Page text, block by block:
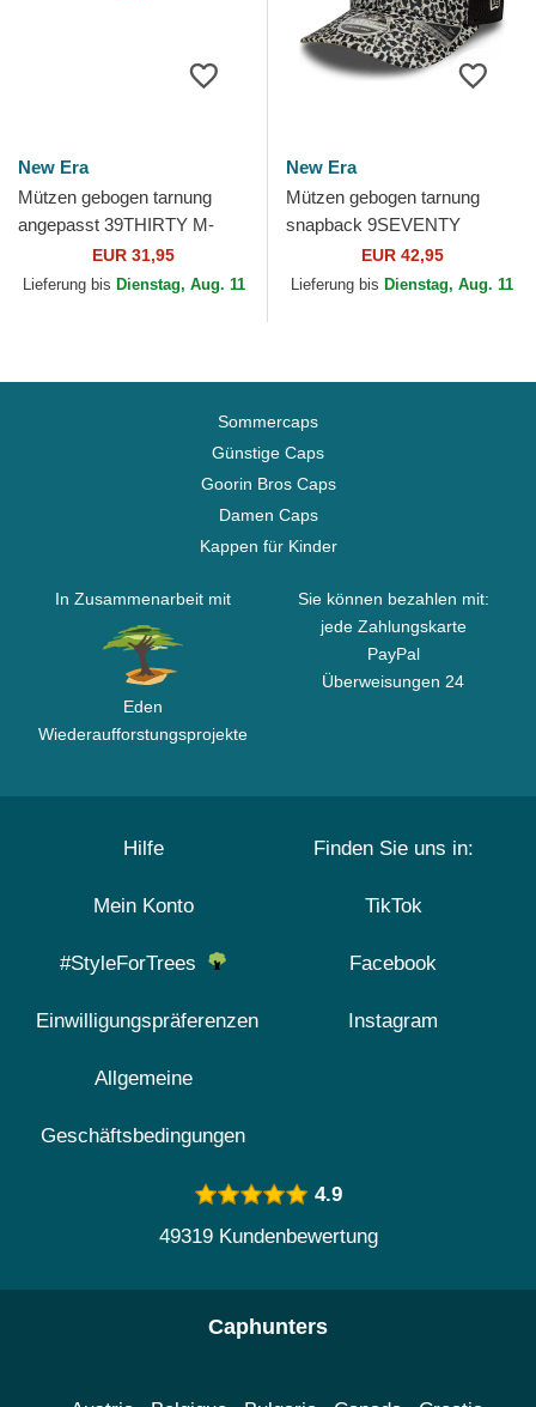
New Era
Mützen gebogen tarnung
angepasst 39THIRTY M-
Crown A Frame Realtree der
Los Angeles Dodgers MLB...
EUR 31,95
Lieferung bis Dienstag, Aug. 11
New Era
Mützen gebogen tarnung
snapback 9SEVENTY
Stretch Snap der Racing
Bulls F1 Team Formula 1 von
EUR 42,95
Lieferung bis Dienstag, Aug. 11
Sommercaps
Günstige Caps
Goorin Bros Caps
Damen Caps
Kappen für Kinder
In Zusammenarbeit mit
Eden
Wiederaufforstungsprojekte
Sie können bezahlen mit:
jede Zahlungskarte
PayPal
Überweisungen 24
Hilfe
Mein Konto
#StyleForTrees
Einwilligungspräferenzen
Allgemeine
Geschäftsbedingungen
Finden Sie uns in:
TikTok
Facebook
Instagram
4.9
49319 Kundenbewertung
Caphunters